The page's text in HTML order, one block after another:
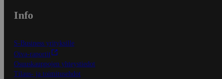
Info
S-Business yrityksille
Oiva-raportit
Osuuskauppojen yhteystiedot
Tilaus- ja toimitusehdot